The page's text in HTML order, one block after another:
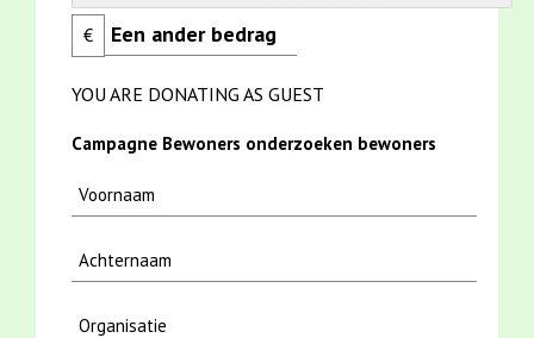
€
YOU ARE DONATING AS GUEST
Campagne Bewoners onderzoeken bewoners